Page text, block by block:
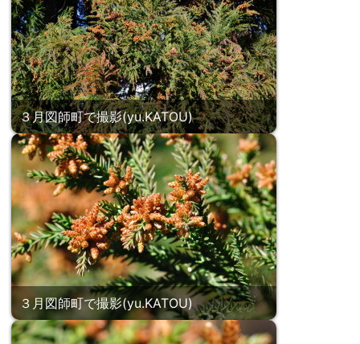
３月図師町で撮影(yu.KATOU)
３月図師町で撮影(yu.KATOU)